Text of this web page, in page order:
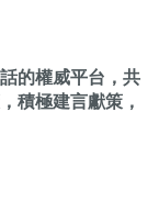
的權威平台，共
積極建言獻策，